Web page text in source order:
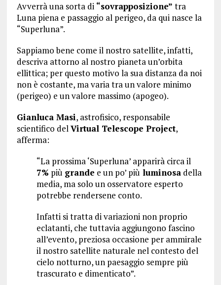
Avverrà una sorta di “sovrapposizione” tra
Luna piena e passaggio al perigeo, da qui nasce la
“Superluna”.
Sappiamo bene come il nostro satellite, infatti,
descriva attorno al nostro pianeta un’orbita
ellittica; per questo motivo la sua distanza da noi
non è costante, ma varia tra un valore minimo
(perigeo) e un valore massimo (apogeo).
Gianluca Masi, astrofisico, responsabile
scientifico delVirtual Telescope Project,
afferma:
“La prossima ‘Superluna’ apparirà circa il
7% più grande e un po’ più luminosadella
media, ma solo un osservatore esperto
potrebbe rendersene conto.
Infatti si tratta di variazioni non proprio
eclatanti, che tuttavia aggiungono fascino
all’evento, preziosa occasione per ammirale
il nostro satellite naturale nel contesto del
cielo notturno, un paesaggio sempre più
trascurato e dimenticato”.